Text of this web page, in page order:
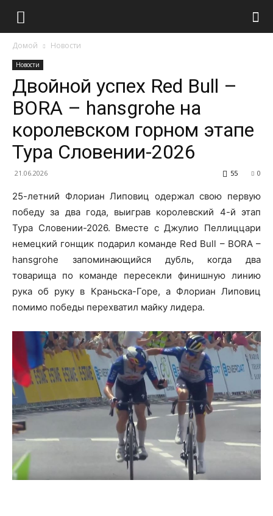
Домой Новости
Новости
Двойной успех Red Bull –
BORA – hansgrohe на
королевском горном этапе
Тура Словении-2026
21.06.2026 0
55
25-летний Флориан Липовиц одержал свою первую
победу за два года, выиграв королевский 4-й этап
Тура Словении-2026. Вместе с Джулио Пеллиццари
немецкий гонщик подарил команде Red Bull – BORA –
hansgrohe запоминающийся дубль, когда два
товарища по команде пересекли финишную линию
рука об руку в Краньска-Горе, а Флориан Липовиц
помимо победы перехватил майку лидера.